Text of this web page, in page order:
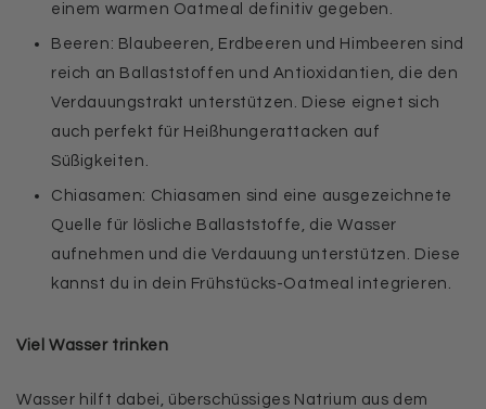
einem warmen Oatmeal definitiv gegeben.
Beeren: Blaubeeren, Erdbeeren und Himbeeren sind
reich an Ballaststoffen und Antioxidantien, die den
Verdauungstrakt unterstützen. Diese eignet sich
auch perfekt für Heißhungerattacken auf
Süßigkeiten.
Chiasamen: Chiasamen sind eine ausgezeichnete
Quelle für lösliche Ballaststoffe, die Wasser
aufnehmen und die Verdauung unterstützen. Diese
kannst du in dein Frühstücks-Oatmeal integrieren.
Viel Wasser trinken
Wasser hilft dabei, überschüssiges Natrium aus dem